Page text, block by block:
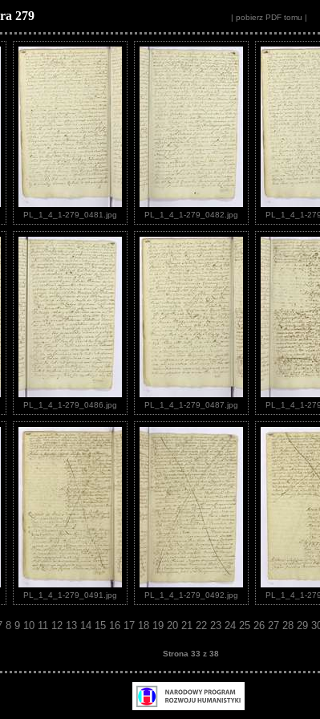
279 | pobierz PDF tomu |
PL_1_4_1-279_0481.jpg PL_1_4_1-279_0482.jpg PL_1_4_1-
PL_1_4_1-279_0486.jpg PL_1_4_1-279_0487.jpg PL_1_4_1-
PL_1_4_1-279_0491.jpg PL_1_4_1-279_0492.jpg PL_1_4_1-
8 9 10 11 12 13 14 15 16 17 18 19 20 21 22 23 24 25 26 27 28 29
Strona 33 z 38